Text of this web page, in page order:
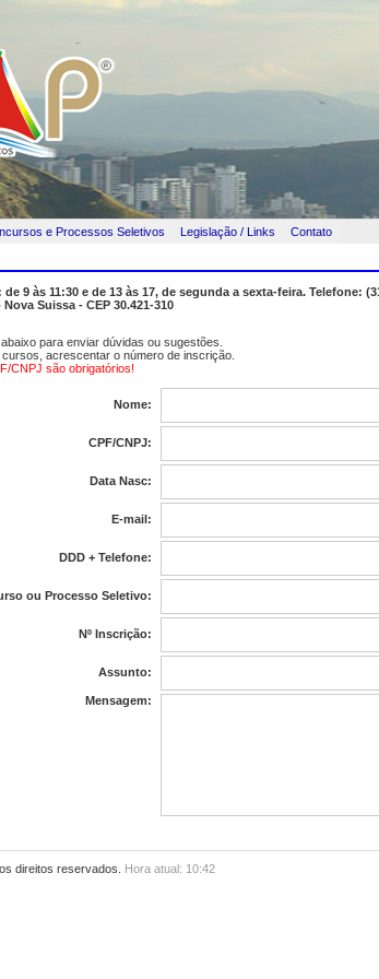
e Processos Seletivos Legislação / Links Contato
9 às 11:30 e de 13 às 17, de segunda a sexta-feira. Telefone:
Suissa - CEP 30.421-310
para enviar dúvidas ou sugestões.
acrescentar o número de inscrição.
CNPJ são obrigatórios!
Nome:
CPF/CNPJ:
Data Nasc:
E-mail:
DDD + Telefone:
ou Processo Seletivo:
Nº Inscrição:
Assunto:
Mensagem:
direitos reservados. Hora atual: 10:42